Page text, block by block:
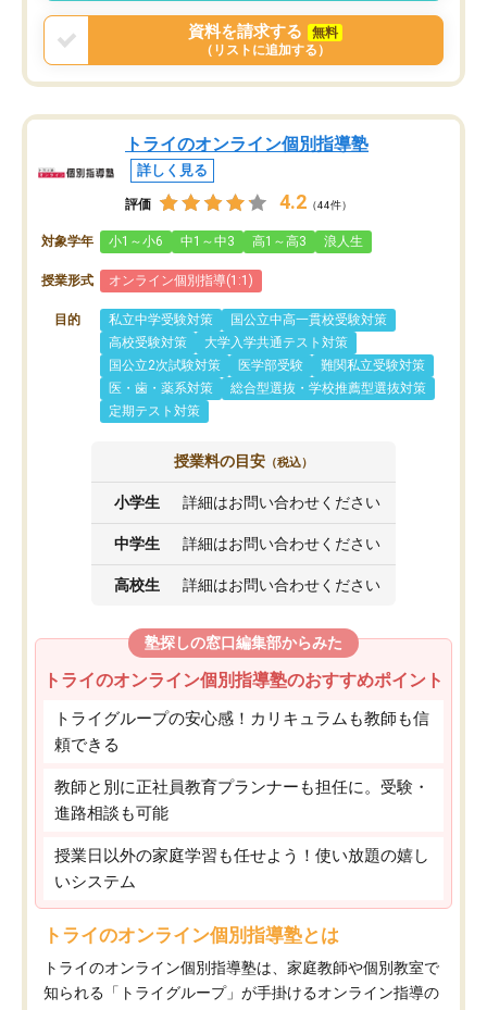
資料を請求する
無料
（リストに追加する）
トライのオンライン個別指導塾
詳しく見る
評価 4.2 （44件）
対象学年 小1～小6 中1～中3 高1～高3 浪人生
授業形式 オンライン個別指導(1:1)
目的 私立中学受験対策
国公立中高一貫校受験対策
高校受験対策
大学入学共通テスト対策
国公立2次試験対策
医学部受験
難関私立受験対策
医・歯・薬系対策
総合型選抜・学校推薦型選抜対策
定期テスト対策
授業料の目安 （税込）
小学生 詳細はお問い合わせください
中学生 詳細はお問い合わせください
高校生 詳細はお問い合わせください
塾探しの窓口編集部からみた
トライのオンライン個別指導塾のおすすめポイント
トライグループの安心感！カリキュラムも教師も信
頼できる
教師と別に正社員教育プランナーも担任に。受験・
進路相談も可能
授業日以外の家庭学習も任せよう！使い放題の嬉し
いシステム
トライのオンライン個別指導塾とは
トライのオンライン個別指導塾は、家庭教師や個別教室で
知られる「トライグループ」が手掛けるオンライン指導の